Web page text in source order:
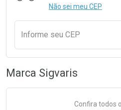
Não sei meu CEP
Informe seu CEP
Marca Sigvaris
Confira todos